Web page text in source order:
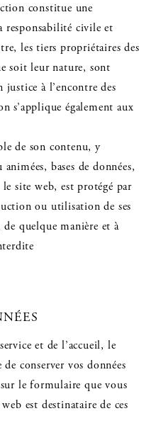
constitue une
responsabilité civile et
les tiers propriétaires des
soit leur nature, sont
à l’encontre des
s’applique également aux
de son contenu, y
bases de données,
site web, est protégé par
ou utilisation de ses
quelque manière et à
et de l’accueil, le
conserver vos données
le formulaire que vous
est destinataire de ces